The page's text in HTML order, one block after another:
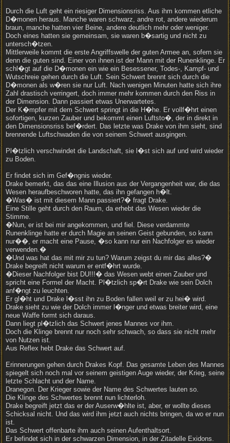
Durch die Luft geht ein riesiger Dimensionsriss. Aus ihm kommen etliche
D�monen heraus. Manche waren schwarz, andre rot, andere wiederum
braun, manche hatten vier Beine, andere deutlich mehr oder weniger.
Doch eines hatten sie gemeinsam, sie waren b�sartig und nicht zu
untersch�tzen.
Mittlerweile kommt die erste Angriffswelle der guten Armee an, sofern sie
denn die guten sind. Einer von ihnen ist der Mann mit der Runenklinge. Er
schl�gt auf die D�monen ein wie ein Besessener, Todes-, Kampf- und
Wutschreie gehen durch die Luft. Sein Schwert brennt sich durch die
D�monen als w�ren sie nur Luft. Nach wenigen Minuten hatte sich ihre
Zahl drastisch verringert, doch immer mehr kommen durch den Riss in
der Dimension. Dann passiert etwas Unerwartetes.
Der K�mpfer mit dem Schwert springt in die H�he. Er vollf�hrt einen
sofortigen, kurzen Zauber und bekommt einen Luftsto�, der in direkt in
den Dimensionsriss bef�rdert. Das letzte was Drake von ihm sieht, sind
brennende Luftschwaden die von seinem Schwert ausgingen.
Pl�tzlich verschwindet die Landschaft, sie l�st sich auf und wird wieder
zu Boden.
Er findet sich im Gef�ngnis wieder.
Drake bemerkt, das das eine Illusion aus der Vergangenheit war, die das
Wesen heraufbeschworen hatte, das ihn gefangen h�lt.
�Was� ist mit diesem Mann passiert?� fragt Drake.
Eine Stille geht durch den Raum, da erhebt das Wesen wieder die
Stimme.
�Nun, er ist bei mir angekommen, und fiel. Diese verdammte
Runenklinge hatte er durch Magie an seinen Geist gebunden, so kann
nur��, er macht eine Pause, �so kann nur ein Nachfolger es wieder
verwenden.�
�Und was hat das mit mir zu tun? Warum zeigst du mir das alles?�
Drake begreift nicht warum er entf�hrt wurde.
�Dieser Nachfolger bist DU!!!� das Wesen webt einen Zauber und
spricht eine Formel der Macht. Pl�tzlich sp�rt Drake wie sein Dolch
anf�ngt zu leuchten.
Er gl�ht und Drake l�sst ihn zu Boden fallen weil er zu hei� wird.
Drake sieht zu wie der Dolch immer l�nger und etwas breiter wird, eine
neue Waffe formt sich daraus.
Dann liegt pl�tzlich das Schwert jenes Mannes vor ihm.
Doch die Klinge brennt nur noch sehr schwach, so dass sie nicht mehr
von Nutzen ist.
Aus Reflex hebt Drake das Schwert auf.
Erinnerungen gehen durch Drakes Kopf. Das gesamte Leben des Mannes
spiegelt sich noch mal vor seinem geistigen Auge wieder, der Krieg, seine
letzte Schlacht und der Name.
Dranegon. Der Krieger sowie der Name des Schwertes lauten so.
Die Klinge des Schwertes brennt nun lichterloh.
Drake begreift jetzt das er der Auserw�hlte ist, aber, er wollte dieses
Schicksal nicht. Und das wird ihm jetzt auch nichts bringen, da wo er nun
ist.
Das Schwert offenbarte ihm auch seinen Aufenthaltsort.
Er befindet sich in der schwarzen Dimension, in der Zitadelle Exidons.